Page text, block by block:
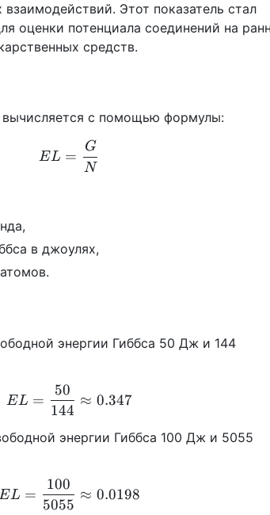
Этот показатель стал
оценки потенциала соединений на
средств.
с помощью формулы:
EL = \frac{G}{N}
EL =
N
G
в джоулях,
энергии Гиббса 50 Дж и 144
EL = \frac{50}{144} \approx
EL =
144
50
≈ 0.347
энергии Гиббса 100 Дж и 5055
EL = \frac{100}{5055}
L =
5055
100
≈ 0.0198